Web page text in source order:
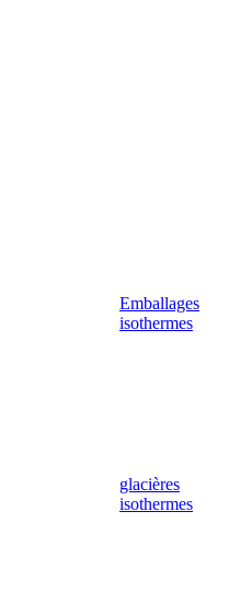
Emballages
isothermes
glacières
isothermes